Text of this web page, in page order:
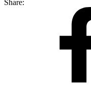
Share: